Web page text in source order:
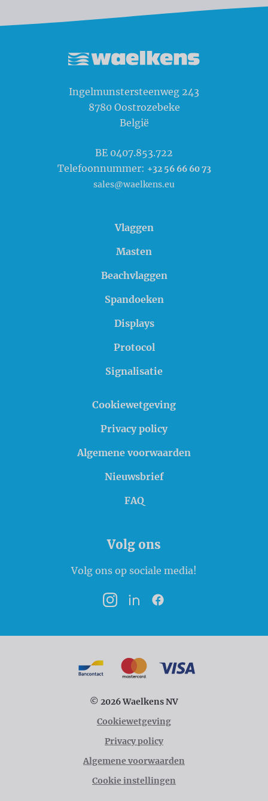
Ingelmunstersteenweg 243
8780 Oostrozebeke
België
BE 0407.853.722
Telefoonnummer: +32 56 66 60 73
sales@waelkens.eu
Vlaggen
Masten
Beachvlaggen
Spandoeken
Displays
Protocol
Signalisatie
Cookiewetgeving
Privacy policy
Algemene voorwaarden
Nieuwsbrief
FAQ
Volg ons
Volg ons op sociale media!
InstagramLinkedInFacebook
© 2026 Waelkens NV
Cookiewetgeving
Privacy policy
Algemene voorwaarden
Cookie instellingen
Betaalmogelijkheden
BancontactMasterCard
VISA